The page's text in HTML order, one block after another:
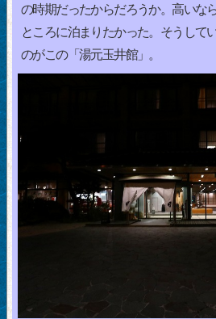
の時期だったからだろうか。高いな
ところに泊まりたかった。そうして
のがこの「湯元玉井館」。